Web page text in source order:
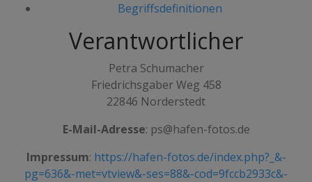
Begriffsdefinitionen
Verantwortlicher
Petra Schumacher
Friedrichsgaber Weg 458
22846 Norderstedt
E-Mail-Adresse: ps@hafen-fotos.de
Impressum: https://hafen-fotos.de/index.php?_&-
pg=636&-met=vtview&-ses=88&-cod=9fccb2933c&-